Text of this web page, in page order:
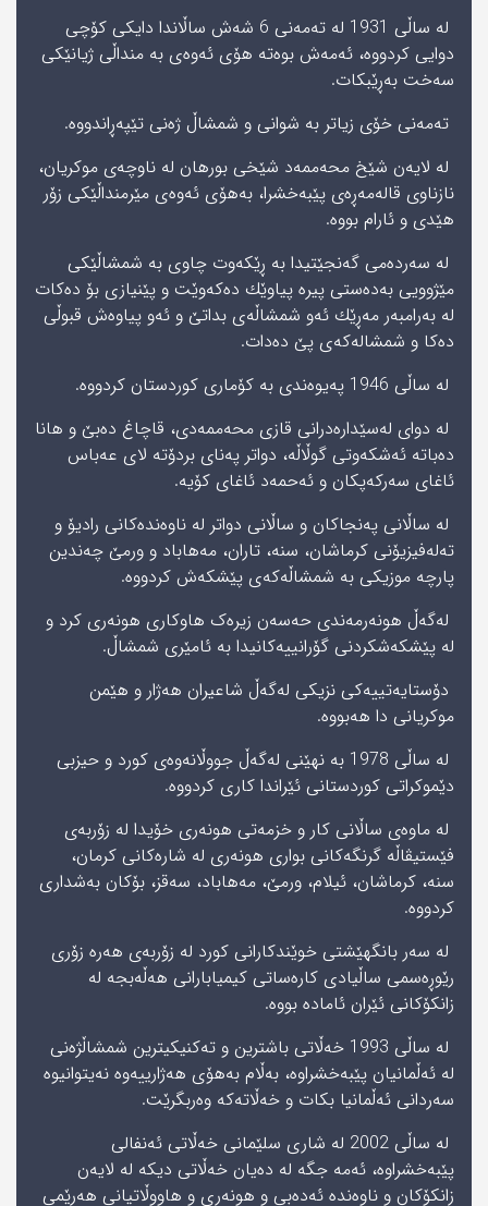
له‌ ساڵى 1931 لە تەمەنی 6 شه‌ش ساڵاندا دایكى کۆچی
دوایی كردووه‌، ئه‌مه‌ش بوه‌ته‌ هۆى ئه‌وه‌ى به‌ منداڵى ژیانێكی
سه‌خت به‌ڕێبكات.
تەمەنی خۆی زیاتر بە شوانی و شمشاڵ ژەنی تێپەڕاندووە.
لە لایەن شێخ محەممەد شێخی بورھان لە ناوچەی موكریان،
نازناوی قالەمەڕەی پێبەخشرا، به‌هۆى ئه‌وه‌ى مێرمنداڵێكی زۆر
ھێدی و ئارام بووە.
له‌ سه‌رده‌مى گه‌نجێتیدا به‌ ڕێكه‌وت چاوى به‌ شمشاڵێكى
مێژوویى به‌ده‌ستى پیره‌ پیاوێك ده‌كه‌وێت و پێنیازى بۆ ده‌كات
له‌ به‌رامبه‌ر مه‌ڕێك ئه‌و شمشاڵه‌ى بداتێ و ئه‌و پیاوه‌ش قبوڵى
ده‌كا و شمشاله‌كه‌ى پێ ده‌دات.
له‌ ساڵی 1946 پەیوەندی بە کۆماری كوردستان كردووه‌.
لە دوای لەسێدارەدرانی قازی محەممەدی، قاچاغ دەبێ و ھانا
دەباتە ئەشکەوتی گوڵاڵە، دواتر پەنای بردۆته‌ لاى عەباس
ئاغای سەرکەپکان و ئەحمەد ئاغای کۆیە.
لە ساڵانی پەنجاکان و ساڵانی دواتر لە ناوەندەکانی رادیۆ و
تەلەفیزیۆنی کرماشان، سنە، تاران، مەھاباد و ورمێ چەندین
پارچە موزیکی به‌ شمشاڵه‌كه‌ى پێشكه‌ش كردووه‌.
لەگەڵ ھونەرمەندی حەسەن زیرەک ھاوکاری ھونەری کرد و
لە پێشکەشکردنی گۆرانییەکانیدا بە ئامێری شمشاڵ.
دۆستایەتییەکی نزیکی لەگەڵ شاعیران ھەژار و ھێمن
موکریانی دا ھەبووە.
لە ساڵی 1978 بە نھێنی لەگەڵ جووڵانەوەی کورد و حیزبی
دێموکراتی کوردستانی ئێراندا كارى كردووه‌.
لە ماوەی ساڵانی کار و خزمەتی ھونەری خۆیدا لە زۆربەی
فێستیڤاڵە گرنگەکانی بواری ھونەری لە شاره‌كانى کرمان،
سنە، کرماشان، ئیلام، ورمێ، مەھاباد، سەقز، بۆکان به‌شدارى
كردووه‌.
لە سەر بانگھێشتی خوێندكارانی كورد لە زۆربەی ھەرە زۆری
رێوڕەسمی ساڵیادى كارەساتی كیمیابارانی ھەڵەبجە لە
زانكۆكانی ئێران ئامادە بووە.
له‌ ساڵى 1993 خه‌ڵاتى باشترین و ته‌كنیكیترین شمشاڵژه‌نى
له‌ ئه‌ڵمانیان پێبه‌خشراوه‌، به‌ڵام به‌هۆى هه‌ژارییه‌وه‌ نه‌یتوانیوه‌
سه‌ردانى ئه‌ڵمانیا بكات و خه‌ڵاته‌كه‌ وه‌ربگرێت.
لە ساڵی 2002 لە شارى سلێمانی خەڵاتی ئەنفالى
پێبه‌خشراوه‌، ئه‌مه‌ جگه‌ له‌ دەیان خەڵاتی دیكه‌ لە لایەن
زانكۆكان و ناوه‌نده‌ ئه‌ده‌بى و هونه‌رى و هاووڵاتیانى هه‌رێمى